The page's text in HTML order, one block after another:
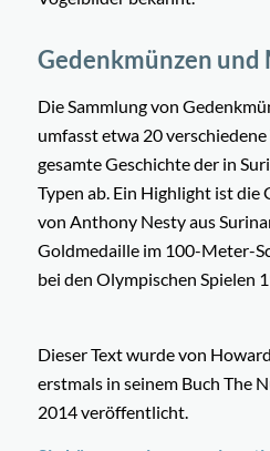
Gedenkmünzen und
Die Sammlung von
umfasst etwa 20
gesamte Geschichte der in
Typen ab. Ein Highlight ist die
von Anthony Nesty aus
Goldmedaille im 100-Meter-
bei den Olympischen Spielen
Dieser Text wurde von
erstmals in seinem Buch The
2014 veröffentlicht.